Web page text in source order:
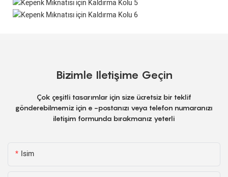
Bizimle Iletişime Geçin
Çok çeşitli tasarımlar için size ücretsiz bir teklif
gönderebilmemiz için e -postanızı veya telefon numaranızı
iletişim formunda bırakmanız yeterli
Isim